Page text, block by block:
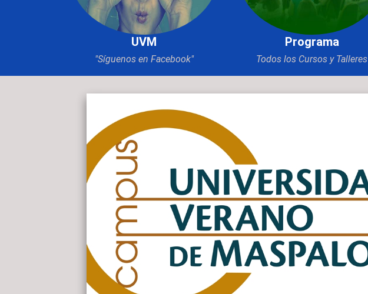
UVM
"Síguenos en Facebook"
Programa
Todos los Cursos y Talleres